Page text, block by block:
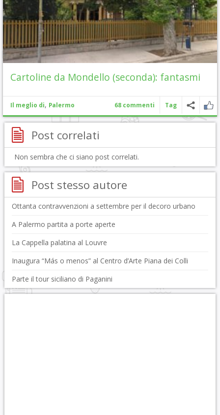
Cartoline da Mondello (seconda): fantasmi
Il meglio di, Palermo 68 commenti Tag
Post correlati
Non sembra che ci siano post correlati.
Post stesso autore
Ottanta contravvenzioni a settembre per il decoro urbano
A Palermo partita a porte aperte
La Cappella palatina al Louvre
Inaugura “Más o menos” al Centro d’Arte Piana dei Colli
Parte il tour siciliano di Paganini